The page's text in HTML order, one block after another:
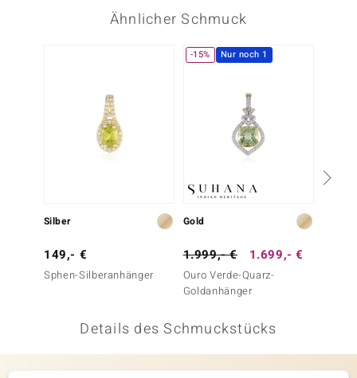
BY DE MELO
Ähnlicher Schmuck
Silber
149,- €
Sphen-Silberanhänger
-15% Nur noch 1
Gold
1.999,- € 1.699,- €
Ouro Verde-Quarz-
Goldanhänger
Details des Schmuckstücks